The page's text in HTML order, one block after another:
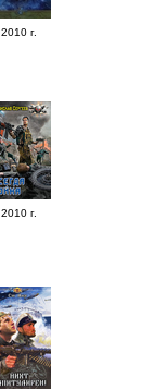
2010 г.
2010 г.